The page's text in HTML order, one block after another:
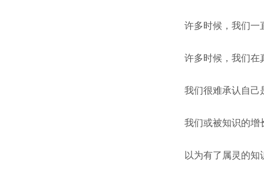
许多时候，我们一
许多时候，我们在
我们很难承认自己
我们或被知识的增
以为有了属灵的知